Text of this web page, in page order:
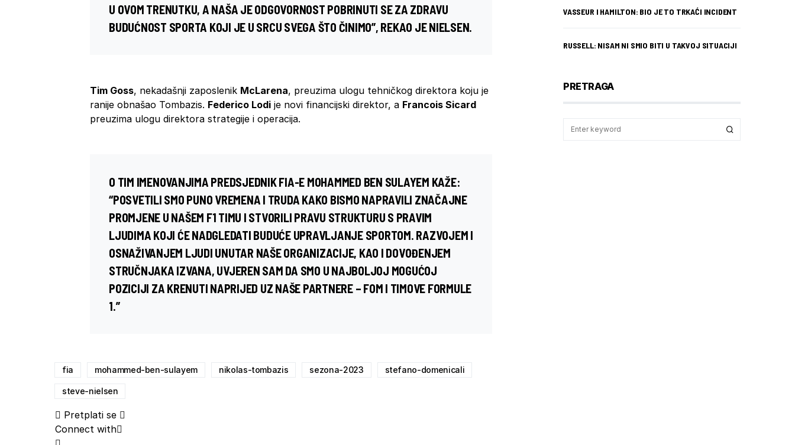
U OVOM TRENUTKU, A NAŠA JE ODGOVORNOST POBRINUTI SE ZA ZDRAVU
BUDUĆNOST SPORTA KOJI JE U SRCU SVEGA ŠTO ČINIMO”, REKAO JE NIELSEN.
Tim Goss, nekadašnji zaposlenik McLarena, preuzima ulogu tehničkog direktora koju je
ranije obnašao Tombazis. Federico Lodi je novi financijski direktor, a Francois Sicard
preuzima ulogu direktora strategije i operacija.
O TIM IMENOVANJIMA PREDSJEDNIK FIA-E MOHAMMED BEN SULAYEM KAŽE:
“POSVETILI SMO PUNO VREMENA I TRUDA KAKO BISMO NAPRAVILI ZNAČAJNE
PROMJENE U NAŠEM F1 TIMU I STVORILI PRAVU STRUKTURU S PRAVIM
LJUDIMA KOJI ĆE NADGLEDATI BUDUĆE UPRAVLJANJE SPORTOM. RAZVOJEM I
OSNAŽIVANJEM LJUDI UNUTAR NAŠE ORGANIZACIJE, KAO I DOVOĐENJEM
STRUČNJAKA IZVANA, UVJEREN SAM DA SMO U NAJBOLJOJ MOGUĆOJ
POZICIJI ZA KRENUTI NAPRIJED UZ NAŠE PARTNERE – FOM I TIMOVE FORMULE
1.”
fia mohammed-ben-sulayem nikolas-tombazis sezona-2023 stefano-domenicali
steve-nielsen
Pretplati se
Connect with
VASSEUR I HAMILTON: BIO JE TO TRKAĆI INCIDENT
RUSSELL: NISAM NI SMIO BITI U TAKVOJ SITUACIJI
PRETRAGA